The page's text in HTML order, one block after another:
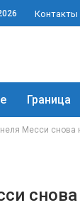
Контакты
Граница
Месси снова